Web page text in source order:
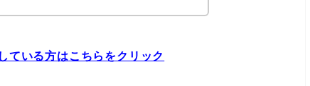
ている方はこちらをクリック